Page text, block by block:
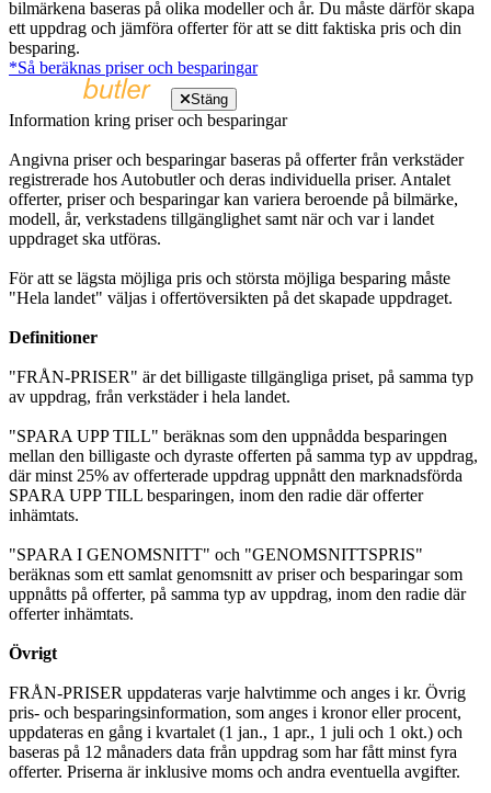
bilmärkena baseras på olika modeller och år. Du måste därför skapa
ett uppdrag och jämföra offerter för att se ditt faktiska pris och din
besparing.
*Så beräknas priser och besparingar
Stäng
Information kring priser och besparingar
Angivna priser och besparingar baseras på offerter från verkstäder
registrerade hos Autobutler och deras individuella priser. Antalet
offerter, priser och besparingar kan variera beroende på bilmärke,
modell, år, verkstadens tillgänglighet samt när och var i landet
uppdraget ska utföras.
För att se lägsta möjliga pris och största möjliga besparing måste
"Hela landet" väljas i offertöversikten på det skapade uppdraget.
Definitioner
"FRÅN-PRISER" är det billigaste tillgängliga priset, på samma typ
av uppdrag, från verkstäder i hela landet.
"SPARA UPP TILL" beräknas som den uppnådda besparingen
mellan den billigaste och dyraste offerten på samma typ av uppdrag,
där minst 25% av offerterade uppdrag uppnått den marknadsförda
SPARA UPP TILL besparingen, inom den radie där offerter
inhämtats.
"SPARA I GENOMSNITT" och "GENOMSNITTSPRIS"
beräknas som ett samlat genomsnitt av priser och besparingar som
uppnåtts på offerter, på samma typ av uppdrag, inom den radie där
offerter inhämtats.
Övrigt
FRÅN-PRISER uppdateras varje halvtimme och anges i kr. Övrig
pris- och besparingsinformation, som anges i kronor eller procent,
uppdateras en gång i kvartalet (1 jan., 1 apr., 1 juli och 1 okt.) och
baseras på 12 månaders data från uppdrag som har fått minst fyra
offerter. Priserna är inklusive moms och andra eventuella avgifter.